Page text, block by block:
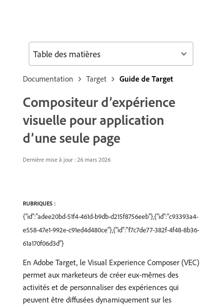
Documentation Target Guide de Target
Compositeur d’expérience
visuelle pour application
d’une seule page
Dernière mise à jour : 26 mars 2026
RUBRIQUES :
{"id":"adee20bd-51f4-461d-b9db-d215f8756eeb"},{"id":"c93393a4-
e558-47e1-992e-c91ed4d480ce"},{"id":"f7c7de77-382f-4f48-8b36-
61a170f06d3d"}
En Adobe Target, le Visual Experience Composer (VEC)
permet aux marketeurs de créer eux-mêmes des
activités et de personnaliser des expériences qui
peuvent être diffusées dynamiquement sur les
Table des matières